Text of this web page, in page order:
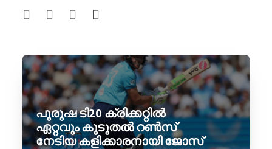
പുരുഷ ടി20 ക്രിക്കറ്റിൽ
ഏറ്റവും കൂടുതൽ റൺസ്
നേടിയ കളിക്കാരനായി ജോസ്